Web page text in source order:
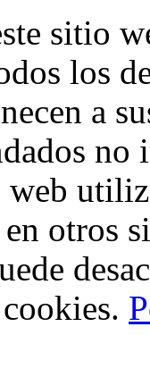
sitio
los
a
otros